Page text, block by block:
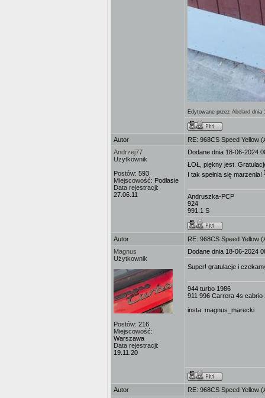
Edytowane przez Abelard dnia
Autor
RE: 968CS Speed Yellow
Andrzej77
Użytkownik
Postów: 593
Miejscowość: Podlasie
Data rejestracji:
27.06.11
Dodane dnia 18-06-2024
ŁOŁ, piękny jest.
I tak spełnia się marzenia!
Andruszka-PCP
924
991.1 S
Autor
RE: 968CS Speed Yellow
Magnus
Użytkownik
Postów: 216
Miejscowość:
Warszawa
Data rejestracji:
19.11.20
Dodane dnia 18-06-2024
Super! gratulacje i
944 turbo 1986
911 996 Carrera 4s cabrio
insta: magnus_marecki
Autor
RE: 968CS Speed Yellow